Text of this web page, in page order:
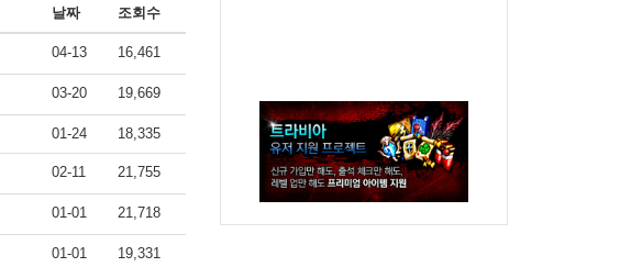
날짜 조회수
04-13 16,461
03-20 19,669
01-24 18,335
02-11 21,755
01-01 21,718
01-01 19,331